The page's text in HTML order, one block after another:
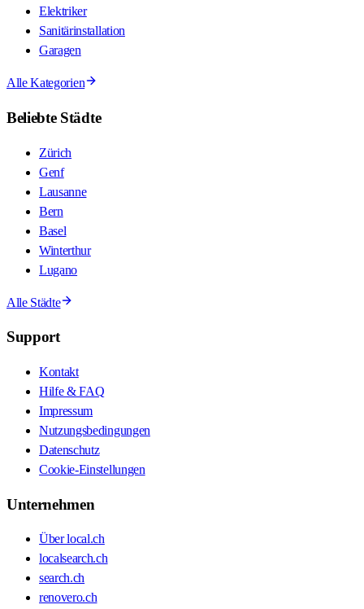
Elektriker
Sanitärinstallation
Garagen
Alle Kategorien
Beliebte Städte
Zürich
Genf
Lausanne
Bern
Basel
Winterthur
Lugano
Alle Städte
Support
Kontakt
Hilfe & FAQ
Impressum
Nutzungsbedingungen
Datenschutz
Cookie-Einstellungen
Unternehmen
Über local.ch
localsearch.ch
search.ch
renovero.ch